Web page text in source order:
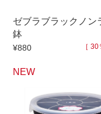
機能性
ゼブラブラックノン
鉢
¥880 ［ 30
NEW